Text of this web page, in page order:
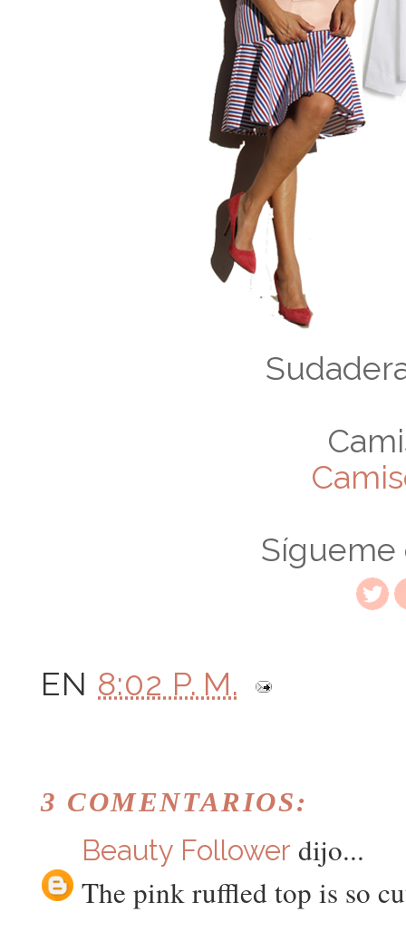
EN 8:02 P. M.
3 COMENTARIOS:
Beauty Follower dijo...
The pink ruffled top is so